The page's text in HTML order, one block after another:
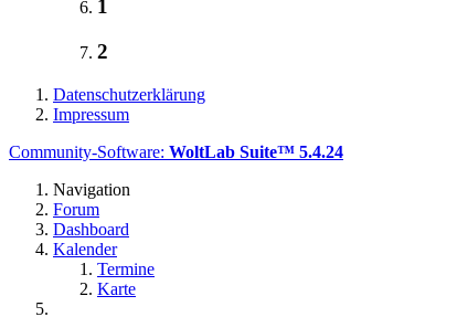
1
2
Datenschutzerklärung
Impressum
Community-Software: WoltLab Suite™ 5.4.24
Navigation
Forum
Dashboard
Kalender
Termine
Karte